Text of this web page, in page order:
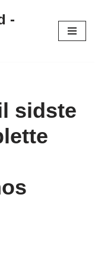
-
sidste